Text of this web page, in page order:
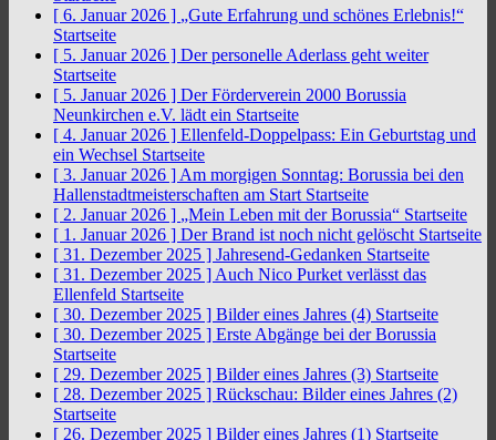
[ 6. Januar 2026 ] „Gute Erfahrung und schönes Erlebnis!“
Startseite
[ 5. Januar 2026 ] Der personelle Aderlass geht weiter
Startseite
[ 5. Januar 2026 ] Der Förderverein 2000 Borussia
Neunkirchen e.V. lädt ein Startseite
[ 4. Januar 2026 ] Ellenfeld-Doppelpass: Ein Geburtstag und
ein Wechsel Startseite
[ 3. Januar 2026 ] Am morgigen Sonntag: Borussia bei den
Hallenstadtmeisterschaften am Start Startseite
[ 2. Januar 2026 ] „Mein Leben mit der Borussia“ Startseite
[ 1. Januar 2026 ] Der Brand ist noch nicht gelöscht Startseite
[ 31. Dezember 2025 ] Jahresend-Gedanken Startseite
[ 31. Dezember 2025 ] Auch Nico Purket verlässt das
Ellenfeld Startseite
[ 30. Dezember 2025 ] Bilder eines Jahres (4) Startseite
[ 30. Dezember 2025 ] Erste Abgänge bei der Borussia
Startseite
[ 29. Dezember 2025 ] Bilder eines Jahres (3) Startseite
[ 28. Dezember 2025 ] Rückschau: Bilder eines Jahres (2)
Startseite
[ 26. Dezember 2025 ] Bilder eines Jahres (1) Startseite